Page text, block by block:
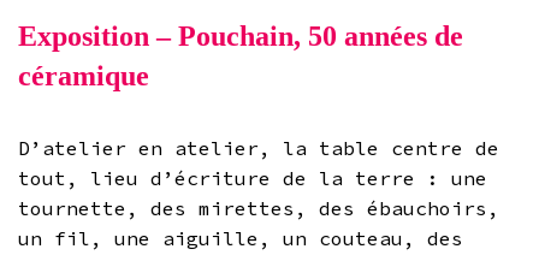
Exposition – Pouchain, 50 années de
céramique
D’atelier en atelier, la table centre de
tout, lieu d’écriture de la terre : une
tournette, des mirettes, des ébauchoirs,
un fil, une aiguille, un couteau, des